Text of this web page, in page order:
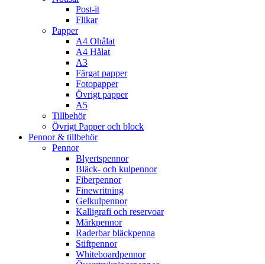
Post-it
Flikar
Papper
A4 Ohålat
A4 Hålat
A3
Färgat papper
Fotopapper
Övrigt papper
A5
Tillbehör
Övrigt Papper och block
Pennor & tillbehör
Pennor
Blyertspennor
Bläck- och kulpennor
Fiberpennor
Finewritning
Gelkulpennor
Kalligrafi och reservoar
Märkpennor
Raderbar bläckpenna
Stiftpennor
Whiteboardpennor